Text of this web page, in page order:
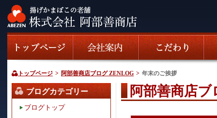
トップページ > 阿部善商店ブログ ZENLOG > 年末のご挨拶
ブログカテゴリー
ブログトップ
阿部善商店